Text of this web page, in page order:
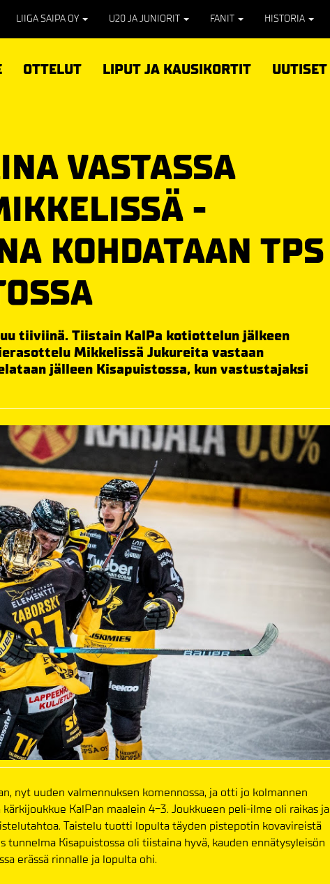
LIIGA SAIPA OY U20 JA JUNIORIT FANIT HISTORIA
OTTELUT LIPUT JA KAUSIKORTIT UUTISET
VASTASSA
-
KOHDATAAN TPS
tiiviinä. Tiistain KalPa kotiottelun jälkeen
Mikkelissä Jukureita vastaan
jälleen Kisapuistossa, kun vastustajaksi
nyt uuden valmennuksen komennossa, ja otti jo kolmannen
KalPan maalein 4-3. Joukkueen peli-ilme oli raikas ja
Taistelu tuotti lopulta täyden pistepotin kovavireistä
tunnelma Kisapuistossa oli tiistaina hyvä, kauden ennätysyleisön
erässä rinnalle ja lopulta ohi.